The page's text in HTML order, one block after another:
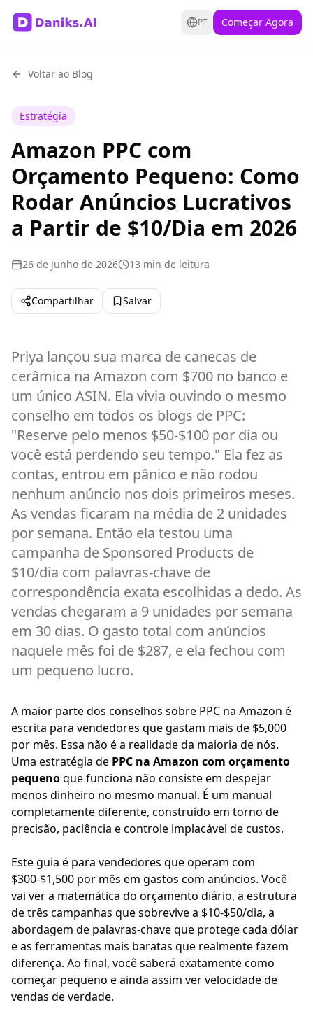
PT Começar Agora
Voltar ao Blog
Estratégia
Amazon PPC com
Orçamento Pequeno: Como
Rodar Anúncios Lucrativos
a Partir de $10/Dia em 2026
26 de junho de 2026 13 min de leitura
Compartilhar Salvar
Priya lançou sua marca de canecas de
cerâmica na Amazon com $700 no banco e
um único ASIN. Ela vivia ouvindo o mesmo
conselho em todos os blogs de PPC:
"Reserve pelo menos $50-$100 por dia ou
você está perdendo seu tempo." Ela fez as
contas, entrou em pânico e não rodou
nenhum anúncio nos dois primeiros meses.
As vendas ficaram na média de 2 unidades
por semana. Então ela testou uma
campanha de Sponsored Products de
$10/dia com palavras-chave de
correspondência exata escolhidas a dedo. As
vendas chegaram a 9 unidades por semana
em 30 dias. O gasto total com anúncios
naquele mês foi de $287, e ela fechou com
um pequeno lucro.
A maior parte dos conselhos sobre PPC na Amazon é
escrita para vendedores que gastam mais de $5,000
por mês. Essa não é a realidade da maioria de nós.
Uma estratégia de PPC na Amazon com orçamento
pequenoque funciona não consiste em despejar
menos dinheiro no mesmo manual. É um manual
completamente diferente, construído em torno de
precisão, paciência e controle implacável de custos.
Este guia é para vendedores que operam com
$300-$1,500 por mês em gastos com anúncios. Você
vai ver a matemática do orçamento diário, a estrutura
de três campanhas que sobrevive a $10-$50/dia, a
abordagem de palavras-chave que protege cada dólar
e as ferramentas mais baratas que realmente fazem
diferença. Ao final, você saberá exatamente como
começar pequeno e ainda assim ver velocidade de
vendas de verdade.